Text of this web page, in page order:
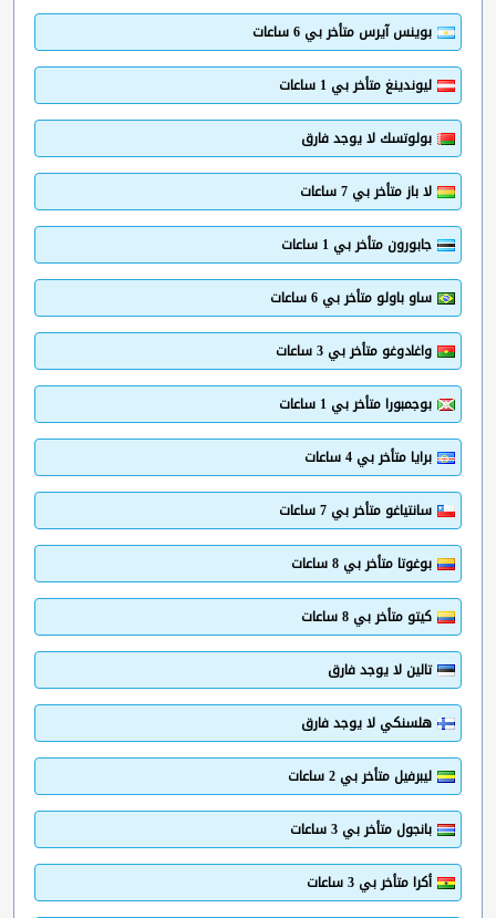
بوينس آيرس متأخر بي 6 ساعات
ليوندينغ متأخر بي 1 ساعات
بولوتسك لا يوجد فارق
لا باز متأخر بي 7 ساعات
جابورون متأخر بي 1 ساعات
ساو باولو متأخر بي 6 ساعات
واغادوغو متأخر بي 3 ساعات
بوجمبورا متأخر بي 1 ساعات
برايا متأخر بي 4 ساعات
سانتياغو متأخر بي 7 ساعات
بوغوتا متأخر بي 8 ساعات
كيتو متأخر بي 8 ساعات
تالين لا يوجد فارق
هلسنكي لا يوجد فارق
ليبرفيل متأخر بي 2 ساعات
بانجول متأخر بي 3 ساعات
أكرا متأخر بي 3 ساعات